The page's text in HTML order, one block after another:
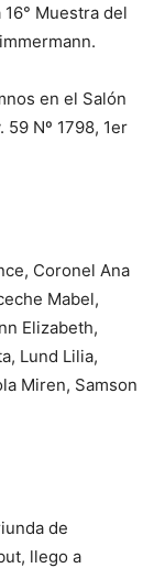
Muestra del
en el Salón
59 Nº 1798, 1er
Coronel Ana
Mabel,
Elizabeth,
Lund Lilia,
Miren, Samson
de
llego a